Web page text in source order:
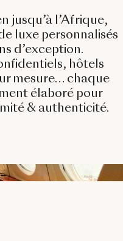
jusqu’à l’Afrique,
luxe personnalisés
d’exception.
hôtels
mesure… chaque
élaboré pour
& authenticité.